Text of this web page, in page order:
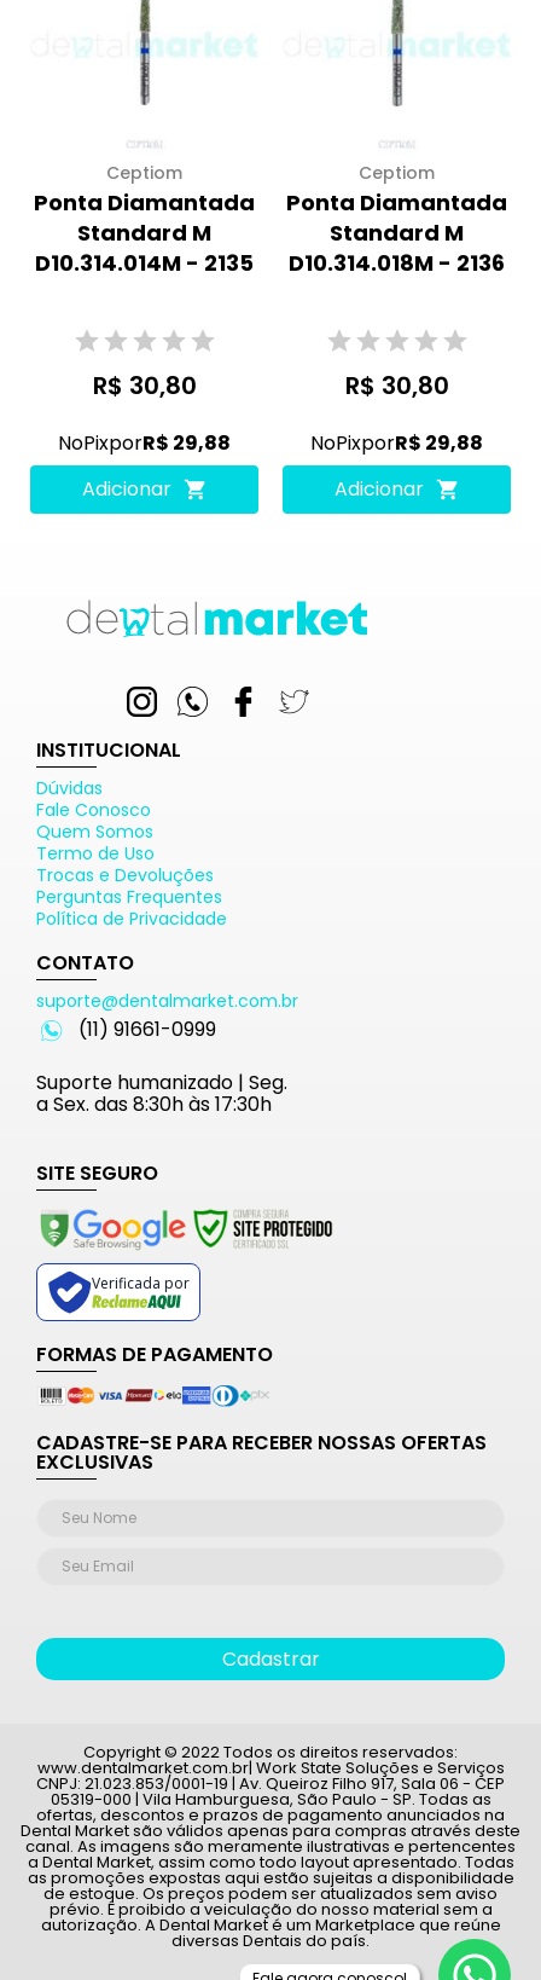
Ceptiom
Ponta Diamantada
Standard M
D10.314.014M - 2135
R$ 30,80
NoPixporR$ 29,88
Adicionar
Ceptiom
Ponta Diamantada
Standard M
D10.314.018M - 2136
R$ 30,80
NoPixporR$ 29,88
Adicionar
INSTITUCIONAL
Dúvidas
Fale Conosco
Quem Somos
Termo de Uso
Trocas e Devoluções
Perguntas Frequentes
Política de Privacidade
CONTATO
suporte@dentalmarket.com.br
(11) 91661-0999
Suporte humanizado | Seg.
a Sex. das 8:30h às 17:30h
SITE SEGURO
Verificada por
FORMAS DE PAGAMENTO
CADASTRE-SE PARA RECEBER NOSSAS OFERTAS
EXCLUSIVAS
Cadastrar
Copyright © 2022 Todos os direitos reservados:
www.dentalmarket.com.br| Work State Soluções e Serviços
CNPJ: 21.023.853/0001-19 | Av. Queiroz Filho 917, Sala 06 - CEP
05319-000 | Vila Hamburguesa, São Paulo - SP. Todas as
ofertas, descontos e prazos de pagamento anunciados na
Dental Market são válidos apenas para compras através deste
canal. As imagens são meramente ilustrativas e pertencentes
a Dental Market, assim como todo layout apresentado. Todas
as promoções expostas aqui estão sujeitas a disponibilidade
de estoque. Os preços podem ser atualizados sem aviso
prévio. É proibido a veiculação do nosso material sem a
autorização. A Dental Market é um Marketplace que reúne
diversas Dentais do país.